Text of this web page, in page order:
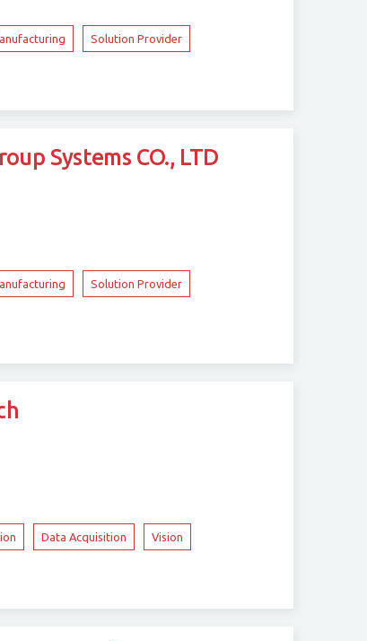
Solution Provider
Systems CO., LTD
Solution Provider
Data Acquisition Vision